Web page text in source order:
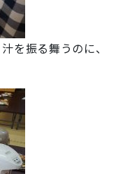
を振る舞うのに、